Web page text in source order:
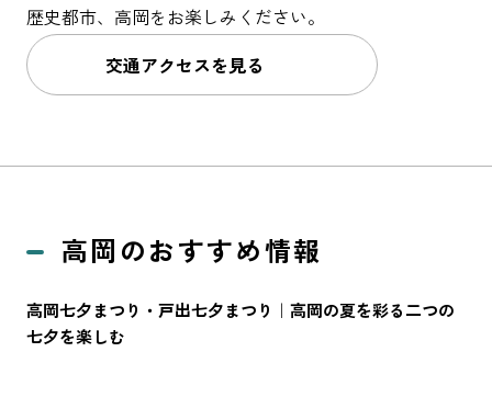
歴史都市、 高岡をお楽しみください。
交通アクセスを見る
高岡のおすすめ情報
高岡七夕まつり・戸出七夕まつり｜高岡の夏を彩る二つの
七夕を楽しむ